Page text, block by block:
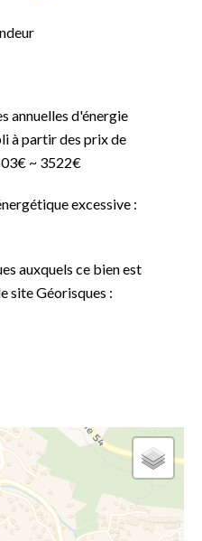
annuelles d'énergie
à partir des prix de
~ 3522€
excessive :
auxquels ce bien est
site Géorisques :